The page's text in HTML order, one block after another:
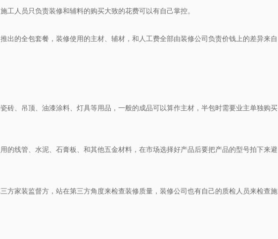
工人员只负责装修和辅料的购买大致的花费可以有自己掌控。
推出的全包套餐，装修使用的主材、辅材，和人工费全部由装修公司负责价钱上的差异来自
瓷砖、吊顶、油漆涂料、灯具等用品，一般的成品可以算作主材，半包时需要业主单独购买
用的线管、水泥、石膏板、和其他五金材料，在市场选择好产品后要把产品的型号拍下来避
三方家装监督方，站在第三方角度来检查装修质量，装修公司也有自己的质检人员来检查施